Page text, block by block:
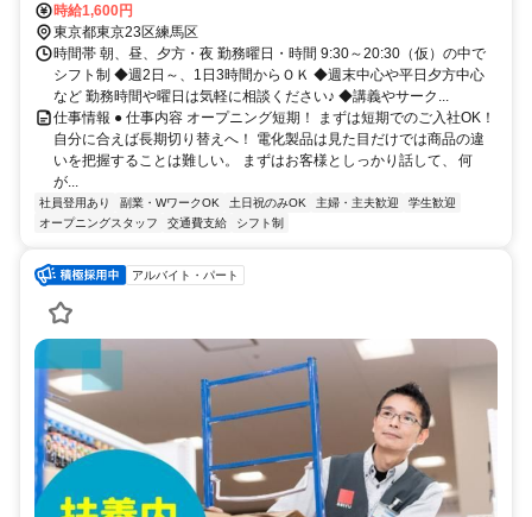
時給1,600円
東京都東京23区練馬区
時間帯 朝、昼、夕方・夜 勤務曜日・時間 9:30～20:30（仮）の中で
シフト制 ◆週2日～、1日3時間からＯＫ ◆週末中心や平日夕方中心
など 勤務時間や曜日は気軽に相談ください♪ ◆講義やサーク...
仕事情報 ● 仕事内容 オープニング短期！ まずは短期でのご入社OK！
自分に合えば長期切り替えへ！ 電化製品は見た目だけでは商品の違
いを把握することは難しい。 まずはお客様としっかり話して、 何
が...
社員登用あり 副業・WワークOK 土日祝のみOK 主婦・主夫歓迎
学生歓迎
オープニングスタッフ
交通費支給 シフト制
アルバイト・パート